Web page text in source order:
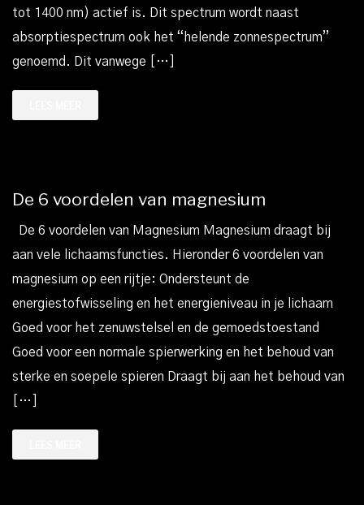
tot 1400 nm) actief is. Dit spectrum wordt naast
absorptiespectrum ook het “helende zonnespectrum”
genoemd. Dit vanwege […]
De 6 voordelen van magnesium
De 6 voordelen van Magnesium Magnesium draagt bij
aan vele lichaamsfuncties. Hieronder 6 voordelen van
magnesium op een rijtje: Ondersteunt de
energiestofwisseling en het energieniveau in je lichaam
Goed voor het zenuwstelsel en de gemoedstoestand
Goed voor een normale spierwerking en het behoud van
sterke en soepele spieren Draagt bij aan het behoud van
[…]